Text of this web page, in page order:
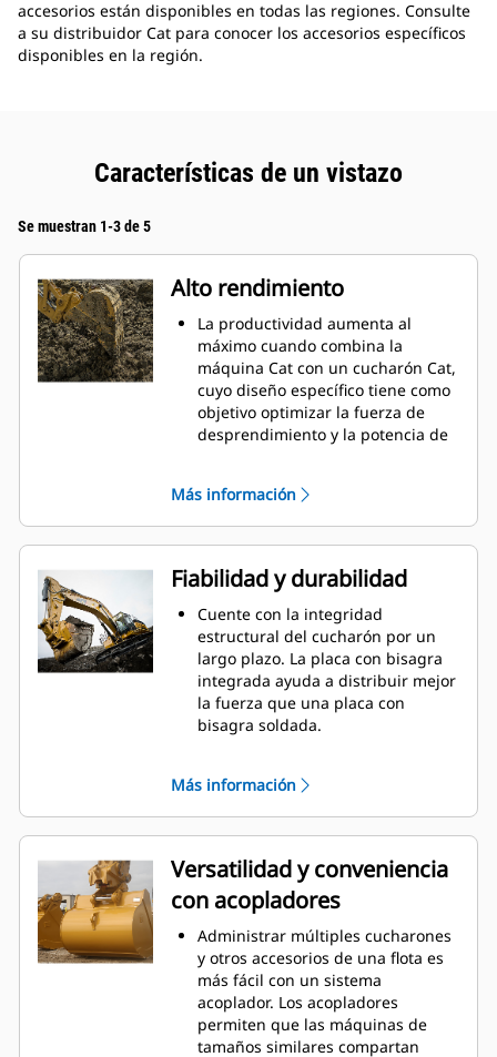
accesorios están disponibles en todas las regiones. Consulte
a su distribuidor Cat para conocer los accesorios específicos
disponibles en la región.
Características de un vistazo
Se muestran 1-3 de 5
Alto rendimiento
La productividad aumenta al
máximo cuando combina la
máquina Cat con un cucharón Cat,
cuyo diseño específico tiene como
objetivo optimizar la fuerza de
desprendimiento y la potencia de
radio mejora el flujo de material
hacia el cucharón. El espacio libre
del talón agregado asegura que la
parte inferior del cucharón no se
arrastre, lo que reduce los costos
de mantenimiento.
El consumo de combustible
alcanza el punto máximo durante
la excavación. Los cucharones Cat
están diseñados para cortar
rápidamente a través del material,
máquina.
Cargue más material en menos
tiempo. Las barras laterales y la
forma del cucharón conservan
más material en el cucharón en
cada carga.
Más información
Fiabilidad y durabilidad
Cuente con la integridad
estructural del cucharón por un
largo plazo. La placa con bisagra
integrada ayuda a distribuir mejor
la fuerza que una placa con
bisagra soldada.
de gran solidez, especialmente en
los componentes de desgaste
excesivo.
Proteja las áreas de alto desgaste
más importantes del cucharón con
Herramientas de Corte (GET,
Ground Engaging Tools) Cat
protectores de las barras laterales
y las orejetas ayudan a preservar
las piezas del cucharón que más
atraviesan y entran en contacto
con los materiales.
Más información
Versatilidad y conveniencia
con acopladores
Administrar múltiples cucharones
y otros accesorios de una flota es
más fácil con un sistema
acoplador. Los acopladores
permiten que las máquinas de
tamaños similares compartan